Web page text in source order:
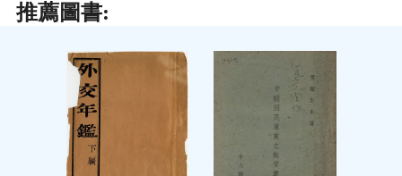
推薦圖書: